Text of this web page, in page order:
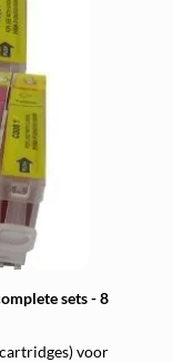
sets - 8
voor